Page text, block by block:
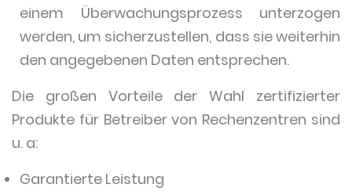
einem Überwachungsprozess unterzogen
werden, um sicherzustellen, dass sie weiterhin
den angegebenen Daten entsprechen.
Die großen Vorteile der Wahl zertifizierter
Produkte für Betreiber von Rechenzentren sind
u. a:
Garantierte Leistung